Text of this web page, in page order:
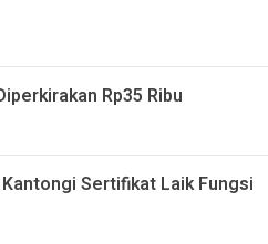
Rp35 Ribu
Sertifikat Laik Fungsi